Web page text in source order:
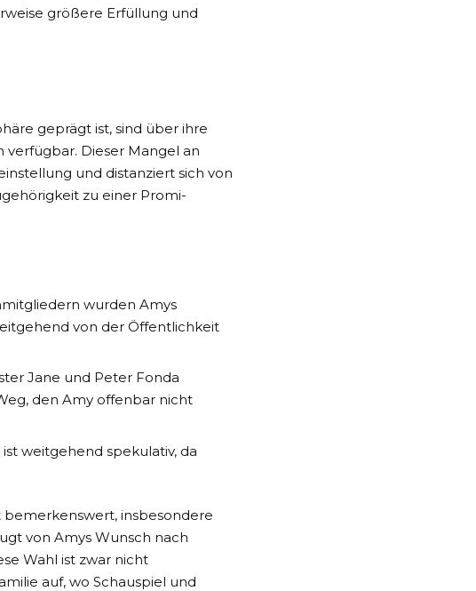
größere Erfüllung und
geprägt ist, sind über ihre
Dieser Mangel an
und distanziert sich von
zu einer Promi-
wurden Amys
von der Öffentlichkeit
Jane und Peter Fonda
den Amy offenbar nicht
weitgehend spekulativ, da
bemerkenswert, insbesondere
von Amys Wunsch nach
Wahl ist zwar nicht
auf, wo Schauspiel und